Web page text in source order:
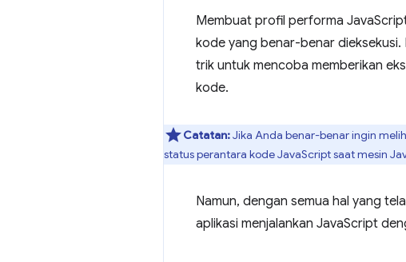
Membuat profil performa
kode yang benar-benar
trik untuk mencoba memberikan
kode.
Catatan:Jika Anda benar-benar ingin
status perantara kode JavaScript saat mesin
Namun, dengan semua hal yang
aplikasi menjalankan JavaScript